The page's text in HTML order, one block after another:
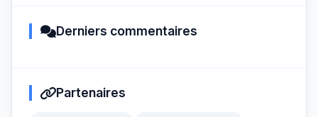
Derniers commentaires
Partenaires